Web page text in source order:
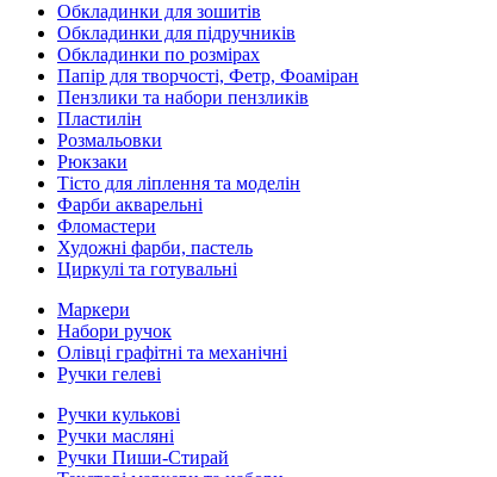
Обкладинки для зошитів
Обкладинки для підручників
Обкладинки по розмірах
Папір для творчості, Фетр, Фоаміран
Пензлики та набори пензликів
Пластилін
Розмальовки
Рюкзаки
Тісто для ліплення та моделін
Фарби акварельні
Фломастери
Художні фарби, пастель
Циркулі та готувальні
Маркери
Набори ручок
Олівці графітні та механічні
Ручки гелеві
Ручки кулькові
Ручки масляні
Ручки Пиши-Стирай